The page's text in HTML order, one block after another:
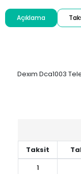
Açıklama
Dexım Dca1003
Taksit
1